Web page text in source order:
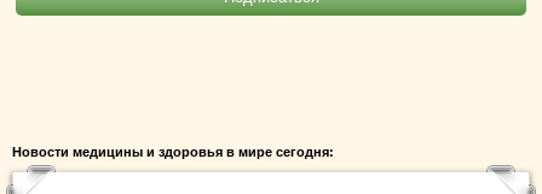
Новости медицины и здоровья в мире сегодня: